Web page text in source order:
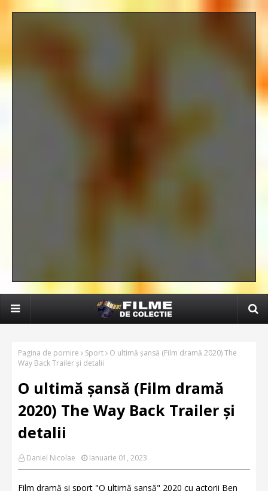
Pagina de pornire Sport
O ultimă șansă (Film dramă 2020) The
Way Back Trailer și detalii
O ultimă șansă (Film dramă
2020) The Way Back Trailer și
detalii
Daniel Nicolae Ianuarie 01, 2023
Film dramă și sport "O ultimă șansă" 2020 cu actorii Ben